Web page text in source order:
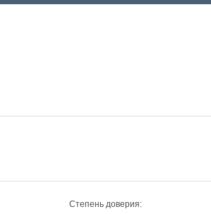
Степень доверия: